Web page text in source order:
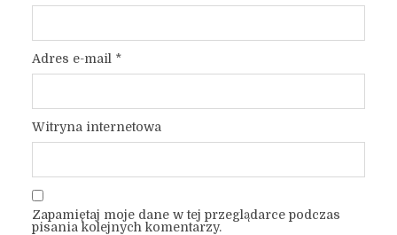
Adres e-mail *
Witryna internetowa
Zapamiętaj moje dane w tej przeglądarce podczas
pisania kolejnych komentarzy.